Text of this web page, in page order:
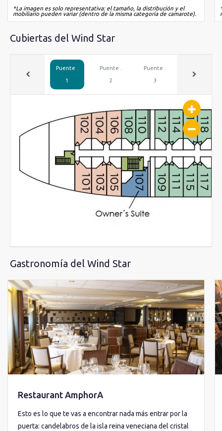
*La imagen es solo representativa: el tamaño, la distribución y el
mobiliario pueden variar (dentro de la misma categoría de camarote).
Cubiertas del Wind Star
Puente .
1
Puente .
2
Puente .
3
Gastronomía del Wind Star
Restaurant AmphorA
Esto es lo que te vas a encontrar nada más entrar por la
puerta: candelabros de la isla reina veneciana del cristal